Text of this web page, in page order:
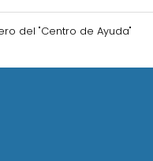
del "Centro de Ayuda"